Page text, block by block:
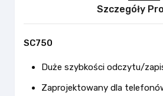
Szczegóły
SC750
Duże szybkości odczytu/
Zaprojektowany dla